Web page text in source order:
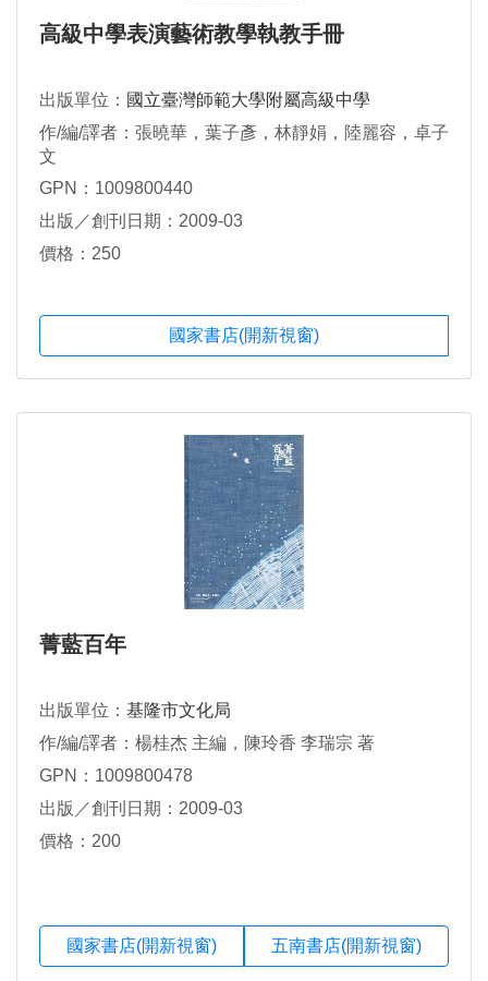
高級中學表演藝術教學執教手冊
出版單位： 國立臺灣師範大學附屬高級中學
作/編/譯者：張曉華，葉子彥，林靜娟，陸麗容，卓子
文
GPN：1009800440
出版／創刊日期：2009-03
價格：250
國家書店(開新視窗)
菁藍百年
出版單位： 基隆市文化局
作/編/譯者：楊桂杰 主編，陳玲香 李瑞宗 著
GPN：1009800478
出版／創刊日期：2009-03
價格：200
國家書店(開新視窗) 五南書店(開新視窗)